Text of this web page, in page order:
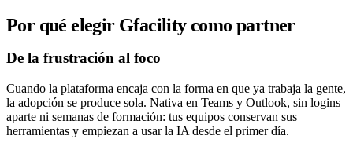
Por qué elegir Gfacility como partner
De la frustración al foco
Cuando la plataforma encaja con la forma en que ya trabaja la gente,
la adopción se produce sola. Nativa en Teams y Outlook, sin logins
aparte ni semanas de formación: tus equipos conservan sus
herramientas y empiezan a usar la IA desde el primer día.